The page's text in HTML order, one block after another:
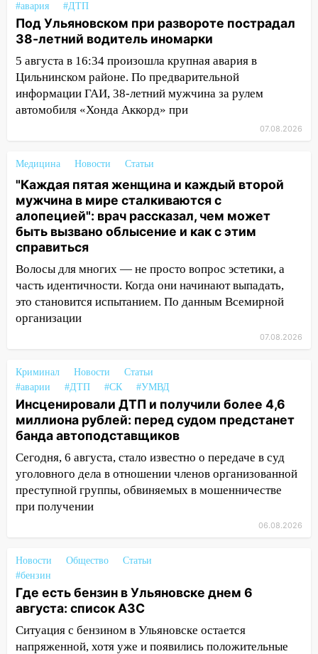
16:31
В Ульяновской области
капитально отремонтируют 101
многоквартирный дом
16:30 Прогноз погоды в Ульяновской
области на 5 августа
16:20 В Сурском районе сёла оказались
16:12
Пуля пробила окно квартиры на
16-м этаже в Ульяновске
16:10 Прокуратура потребовала
усилить борьбу со свалками в
Инзенском районе
16:06 Патриарх Кирилл оценил работу
Симбирской епархии
15:45 Жителям села Тагай больше не
придётся ездить в райцентр ради сдачи
анализов
улице Льва Толстого в Старой Майне
восстановили освещение
15:23 За неделю ульяновские спасатели
спасли восемь человек
14:40
Житель Димитровграда поверил в
«посылку от дочери» и лишился более 3
миллионов рублей
14:30 Застолье закончилось кражей:
ульяновец перевёл себе деньги с карты
14:01
За неделю в Ульяновской области
поймали 48 пьяных водителей
13:54 Хотел «подарить жене машину»,
но едва не отдал мошенникам 530
тысяч рублей
#авария
#ДТП
Под Ульяновском при развороте пострадал
38-летний водитель иномарки
5 августа в 16:34 произошла крупная авария в
Цильнинском районе. По предварительной
информации ГАИ, 38-летний мужчина за рулем
автомобиля «Хонда Аккорд» при
07.08.2026
Медицина Новости Статьи
"Каждая пятая женщина и каждый второй
мужчина в мире сталкиваются с
алопецией": врач рассказал, чем может
быть вызвано облысение и как с этим
справиться
Волосы для многих — не просто вопрос эстетики, а
часть идентичности. Когда они начинают выпадать,
это становится испытанием. По данным Всемирной
организации
07.08.2026
Криминал Новости
Статьи
#аварии
#ДТП #СК #УМВД
Инсценировали ДТП и получили более 4,6
миллиона рублей: перед судом предстанет
банда автоподставщиков
Сегодня, 6 августа, стало известно о передаче в суд
уголовного дела в отношении членов организованной
преступной группы, обвиняемых в мошенничестве
при получении
06.08.2026
Новости Общество
Статьи
#бензин
Где есть бензин в Ульяновске днем 6
августа: список АЗС
Ситуация с бензином в Ульяновске остается
напряженной, хотя уже и появились положительные